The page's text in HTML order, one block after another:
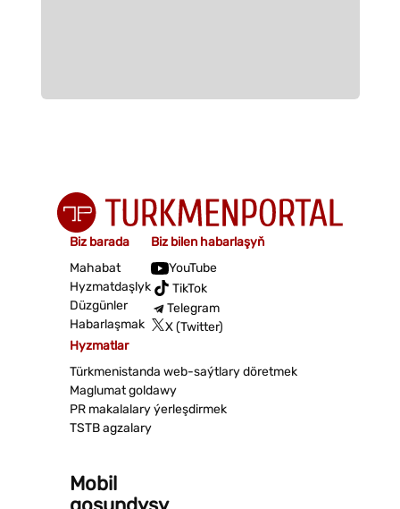
Biz barada
Mahabat
Hyzmatdaşlyk
Düzgünler
Habarlaşmak
Biz bilen habarlaşyň
YouTube
TikTok
Telegram
X (Twitter)
Hyzmatlar
Türkmenistanda web-saýtlary döretmek
Maglumat goldawy
PR makalalary ýerleşdirmek
TSTB agzalary
Mobil